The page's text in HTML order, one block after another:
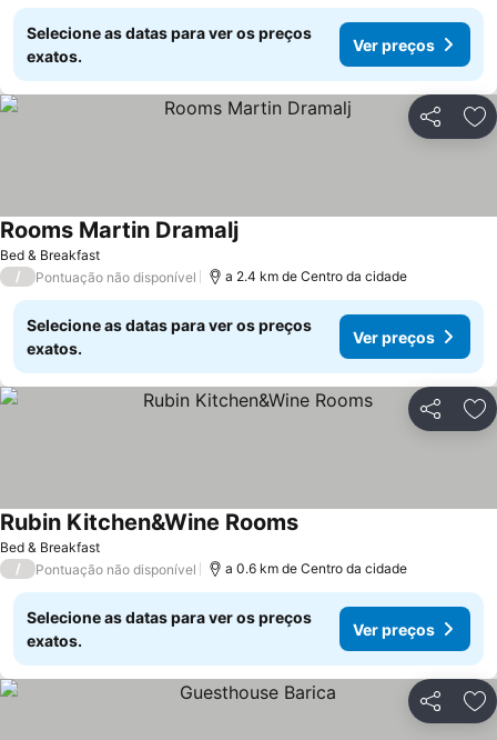
Selecione as datas para ver os preços
exatos.
Ver preços
Partilhar
Bed & Breakfast
Rooms Martin Dramalj
/ Pontuação não disponível a 2.4 km de Centro da cidade
Selecione as datas para ver os preços
exatos.
Ver preços
Partilhar
Bed & Breakfast
Rubin Kitchen&Wine Rooms
/ Pontuação não disponível a 0.6 km de Centro da cidade
Selecione as datas para ver os preços
exatos.
Ver preços
Partilhar